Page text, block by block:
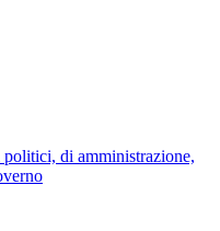
di amministrazione,